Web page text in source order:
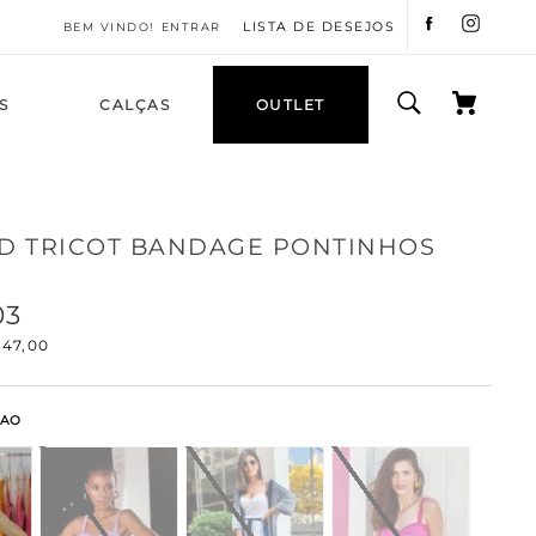
ENTRAR LISTA DE DESEJOS
CALÇAS OUTLET
TRICOT BANDAGE PONTINHOS
47, 00